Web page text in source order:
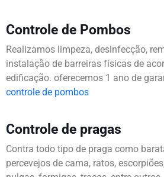
Controle de Pombos
Realizamos limpeza, desinfecção,
instalação de barreiras físicas de
edificação. oferecemos 1 ano de
controle de pombos
Controle de pragas
Contra todo tipo de praga como
percevejos de cama, ratos,